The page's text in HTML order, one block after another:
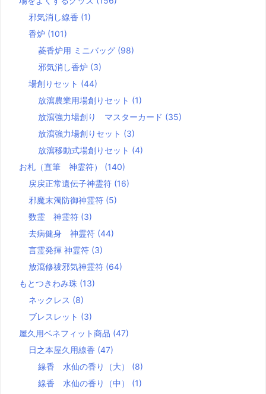
邪気消し線香 (1)
香炉 (101)
菱香炉用 ミニバッグ (98)
邪気消し香炉 (3)
場創りセット (44)
放瀉農業用場創りセット (1)
放瀉強力場創り マスターカード (35)
放瀉強力場創りセット (3)
放瀉移動式場創りセット (4)
お札（直筆 神霊符） (140)
戻戻正常遺伝子神霊符 (16)
邪魔末濁防御神霊符 (5)
数霊 神霊符 (3)
去病健身 神霊符 (44)
言霊発揮 神霊符 (3)
放瀉修祓邪気神霊符 (64)
もとつきわみ珠 (13)
ネックレス (8)
ブレスレット (3)
屋久用ベネフィット商品 (47)
日之本屋久用線香 (47)
線香 水仙の香り（大） (8)
線香 水仙の香り（中） (1)